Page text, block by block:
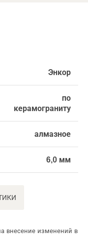
Энкор
по
керамограниту
алмазное
6,0 мм
внесение изменений в